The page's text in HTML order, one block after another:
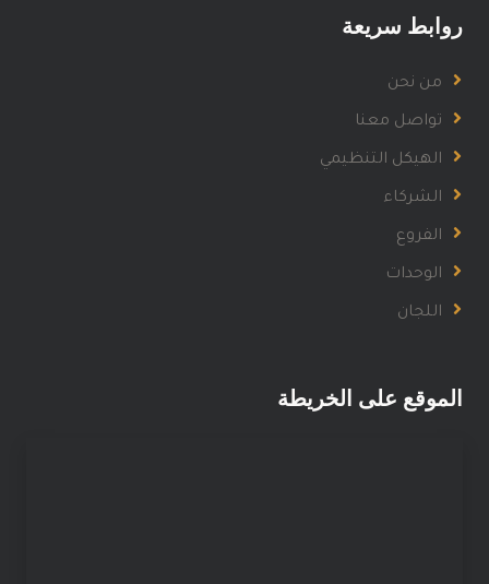
روابط سريعة
من نحن
تواصل معنا
الهيكل التنظيمي
الشركاء
الفروع
الوحدات
اللجان
الموقع على الخريطة